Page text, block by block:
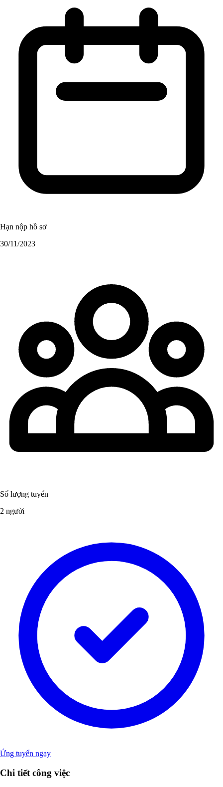
Hạn nộp hồ sơ
30/11/2023
Số lượng tuyển
2 người
Ứng tuyển ngay
Chi tiết công việc